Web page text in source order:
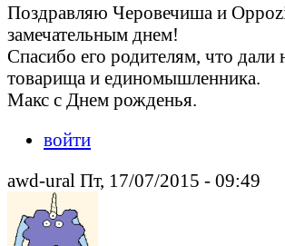
Поздравляю Черовечиша и
замечательным днем!
Спасибо его родителям, что дали
товарища и единомышленника.
Макс с Днем рожденья.
войти
awd-ural Пт, 17/07/2015 - 09:49